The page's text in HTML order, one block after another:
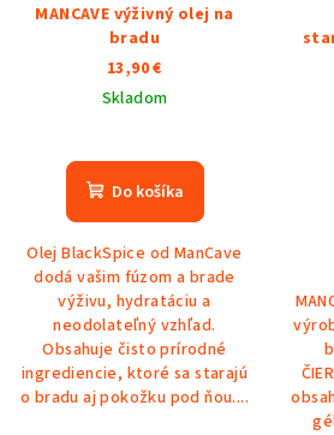
MANCAVE výživný olej na
bradu
13,90 €
Skladom
Do košíka
Olej BlackSpice od ManCave
dodá vašim fúzom a brade
výživu, hydratáciu a
neodolateľný vzhľad.
Obsahuje čisto prírodné
ingrediencie, ktoré sa starajú
o bradu aj pokožku pod ňou....